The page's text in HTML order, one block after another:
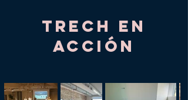
trech en
acción